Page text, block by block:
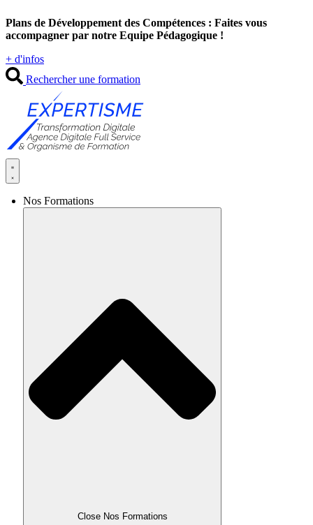
au
contenu
Plans de Développement des Compétences : Faites vous
accompagner par notre Equipe Pédagogique !
+ d'infos
Rechercher une formation
Nos Formations
Close Nos Formations